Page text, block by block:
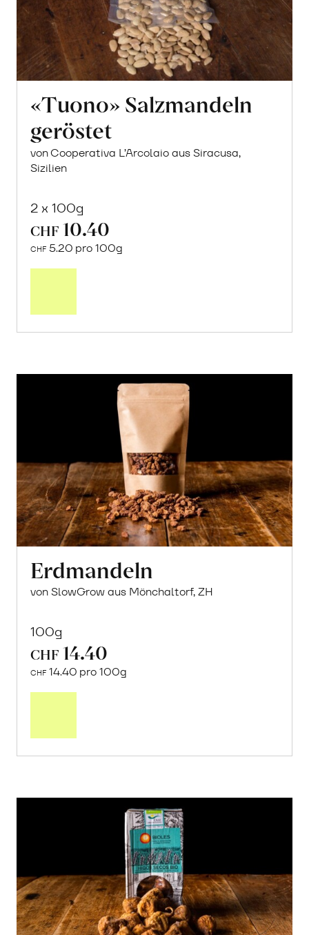
«Tuono» Salzmandeln
geröstet
von Cooperativa L’Arcolaio aus Siracusa,
Sizilien
2 x 100g
CHF 10.40
CHF 5.20 pro 100g
Erdmandeln
von SlowGrow aus Mönchaltorf, ZH
100g
CHF 14.40
CHF 14.40 pro 100g